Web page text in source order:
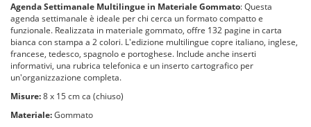
Agenda Settimanale Multilingue in Materiale Gommato: Questa
agenda settimanale è ideale per chi cerca un formato compatto e
funzionale. Realizzata in materiale gommato, offre 132 pagine in carta
bianca con stampa a 2 colori. L'edizione multilingue copre italiano, inglese,
francese, tedesco, spagnolo e portoghese. Include anche inserti
informativi, una rubrica telefonica e un inserto cartografico per
un'organizzazione completa.
Misure:8 x 15 cm ca (chiuso)
Materiale:Gommato